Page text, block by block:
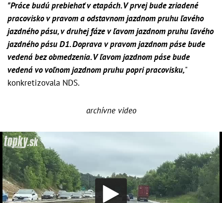
"Práce budú prebiehať v etapách. V prvej bude zriadené
pracovisko v pravom a odstavnom jazdnom pruhu ľavého
jazdného pásu, v druhej fáze v ľavom jazdnom pruhu ľavého
jazdného pásu D1. Doprava v pravom jazdnom páse bude
vedená bez obmedzenia. V ľavom jazdnom páse bude
vedená vo voľnom jazdnom pruhu popri pracovisku,"
konkretizovala NDS.
archívne video